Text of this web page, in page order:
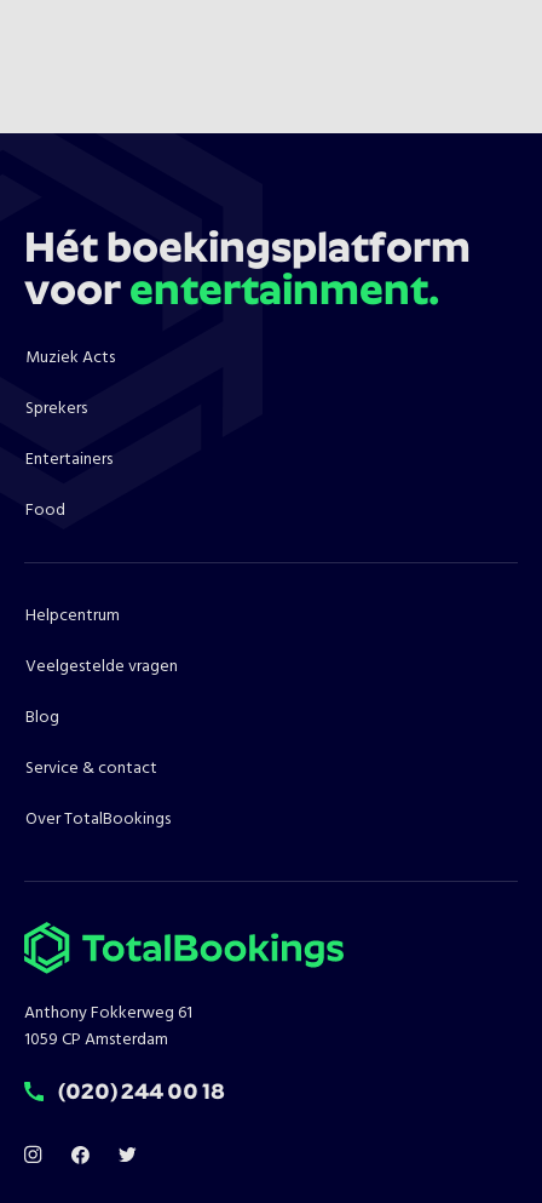
Hét boekingsplatform
voor entertainment.
Muziek Acts
Sprekers
Entertainers
Food
Helpcentrum
Veelgestelde vragen
Blog
Service & contact
Over TotalBookings
Anthony Fokkerweg 61
1059 CP Amsterdam
T:
(020) 244 00 18